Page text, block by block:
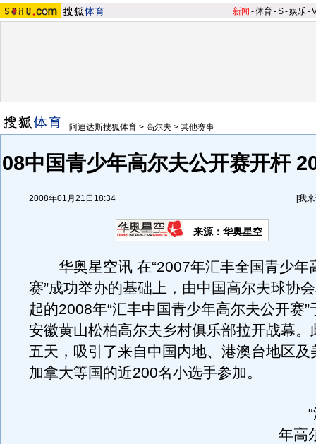
新闻 -体育-S-娱乐-
阿迪达斯搜狐体育 > 高尔夫 > 其他赛事
08中国青少年高尔夫公开赛开杆
2008年01月21日18:34 [我
来源：华奥星空
华奥星空讯 在“2007年汇丰全国青少年
赛”成功举办的基础上，由中国高尔夫球协
起的2008年“汇丰中国青少年高尔夫公开赛
安徽黄山松柏高尔夫乡村俱乐部拉开战幕。
五天，吸引了来自中国内地、港澳台地区及
加拿大等国的近200名小选手参加。
“
年高